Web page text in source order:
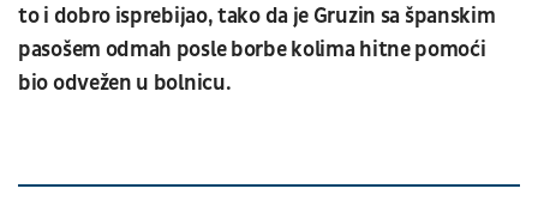
to i dobro isprebijao, tako da je Gruzin sa španskim
pasošem odmah posle borbe kolima hitne pomoći
bio odvežen u bolnicu.